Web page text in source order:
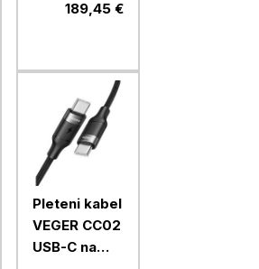
5TB, USB3,.2
WESN
189,45 €
Pleteni kabel
VEGER CC02
USB-C na